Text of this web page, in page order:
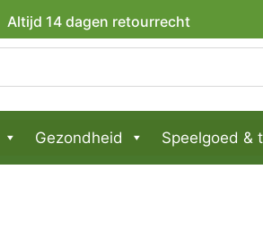
Dierenvrienden sinds 2020
Gezondheid Speelgoed &